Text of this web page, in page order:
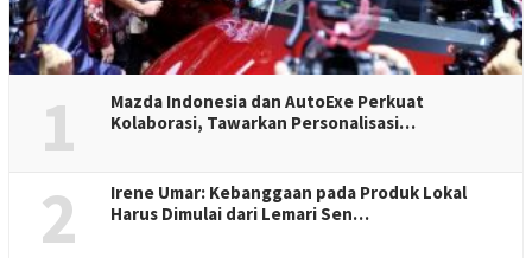
1
Mazda Indonesia dan AutoExe Perkuat
Kolaborasi, Tawarkan Personalisasi…
2
Irene Umar: Kebanggaan pada Produk Lokal
Harus Dimulai dari Lemari Sen…